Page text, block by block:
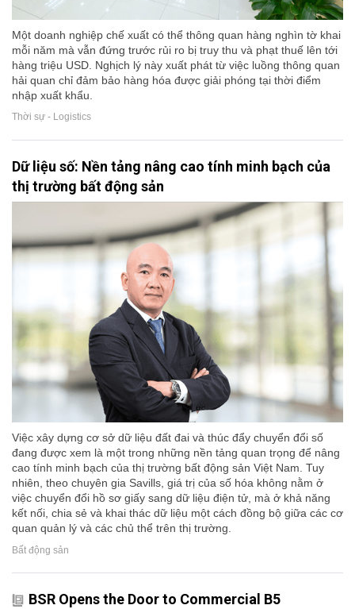
Một doanh nghiệp chế xuất có thể thông quan hàng nghìn tờ khai
mỗi năm mà vẫn đứng trước rủi ro bị truy thu và phạt thuế lên tới
hàng triệu USD. Nghịch lý này xuất phát từ việc luồng thông quan
hải quan chỉ đảm bảo hàng hóa được giải phóng tại thời điểm
nhập xuất khẩu.
Thời sự - Logistics
Dữ liệu số: Nền tảng nâng cao tính minh bạch của
thị trường bất động sản
Việc xây dựng cơ sở dữ liệu đất đai và thúc đẩy chuyển đổi số
đang được xem là một trong những nền tảng quan trọng để nâng
cao tính minh bạch của thị trường bất động sản Việt Nam. Tuy
nhiên, theo chuyên gia Savills, giá trị của số hóa không nằm ở
việc chuyển đổi hồ sơ giấy sang dữ liệu điện tử, mà ở khả năng
kết nối, chia sẻ và khai thác dữ liệu một cách đồng bộ giữa các cơ
quan quản lý và các chủ thể trên thị trường.
Bất động sản
BSR Opens the Door to Commercial B5